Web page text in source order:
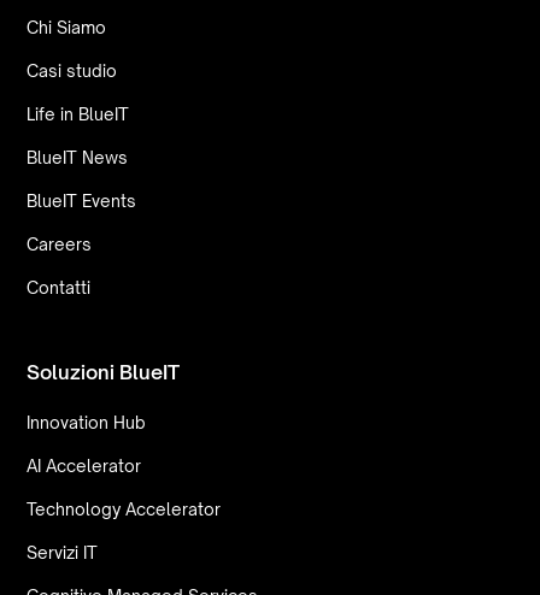
Chi Siamo
Casi studio
Life in BlueIT
BlueIT News
BlueIT Events
Careers
Contatti
Soluzioni BlueIT
Innovation Hub
AI Accelerator
Technology Accelerator
Servizi IT